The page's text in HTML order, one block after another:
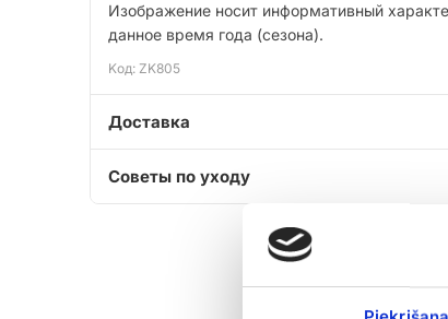
Изображение носит информативный
данное время года (сезона).
Kод: ZK805
Доставка
Советы по уходу